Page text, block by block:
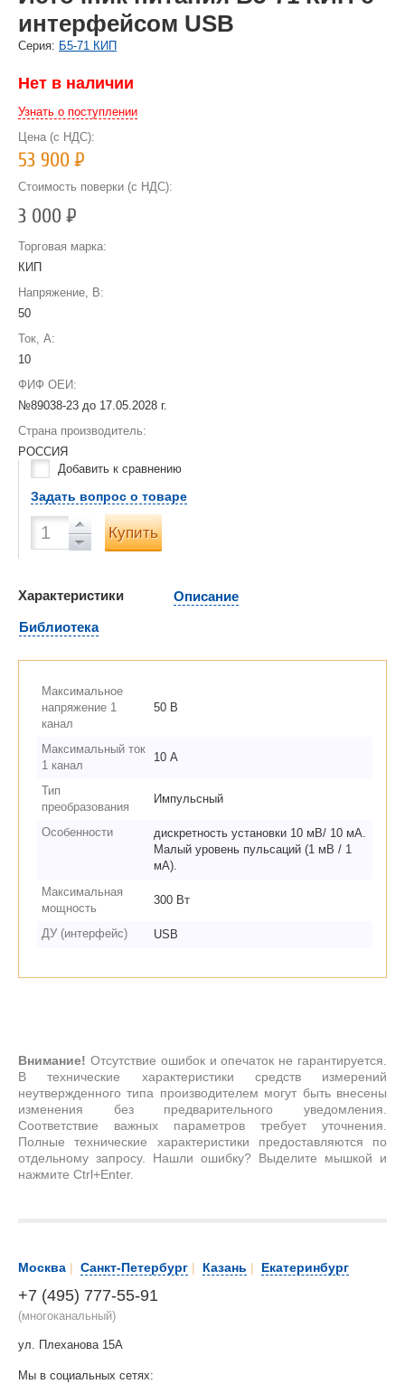
интерфейсом USB
Cерия: Б5-71 КИП
Нет в наличии
Узнать о поступлении
Цена (с НДС):
53 900Р
Стоимость поверки (с НДС):
3 000Р
Торговая марка:
КИП
Напряжение, В:
50
Ток, А:
10
ФИФ ОЕИ:
№89038-23 до 17.05.2028 г.
Страна производитель:
РОССИЯ
Добавить к сравнению
Задать вопрос о товаре
Купить
Характеристики
Описание
Библиотека
Максимальное
напряжение 1
канал
50 В
Максимальный ток
1 канал
10 А
Тип
преобразования
Импульсный
Особенности
дискретность установки 10 мВ/ 10 мА.
Малый уровень пульсаций (1 мВ / 1
мА).
Максимальная
мощность
300 Вт
ДУ (интерфейс) USB
Внимание! Отсутствие ошибок и опечаток не гарантируется.
В технические характеристики средств измерений
неутвержденного типа производителем могут быть внесены
изменения без предварительного уведомления.
Соответствие важных параметров требует уточнения.
Полные технические характеристики предоставляются по
отдельному запросу. Нашли ошибку? Выделите мышкой и
нажмите Ctrl+Enter.
Москва | Санкт-Петербург | Казань | Екатеринбург
+7 (495) 777-55-91
(многоканальный)
ул. Плеханова 15А
Мы в социальных сетях: